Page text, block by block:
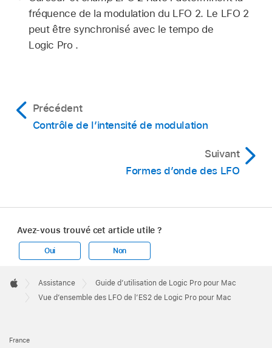
fréquence de la modulation du LFO 2. Le LFO 2
peut être synchronisé avec le tempo de
Logic Pro .
Précédent
Contrôle de l’intensité de modulation
Suivant
Formes d’onde des LFO
Avez-vous trouvé cet article utile ?
Oui Non
Footer

Apple
Assistance
Guide d’utilisation de Logic Pro pour Mac
Vue d’ensemble des LFO de l’ES2 de Logic Pro pour Mac
France